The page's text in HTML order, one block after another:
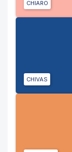
CHIARO
CHIVAS